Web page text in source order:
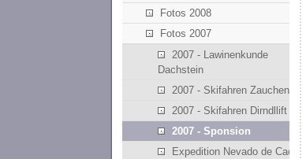
Fotos 2008
Fotos 2007
2007 - Lawinenkunde
Dachstein
2007 - Skifahren Zauchensee
2007 - Skifahren Dirndllift
2007 - Sponsion
Expedition Nevado de Cachi -